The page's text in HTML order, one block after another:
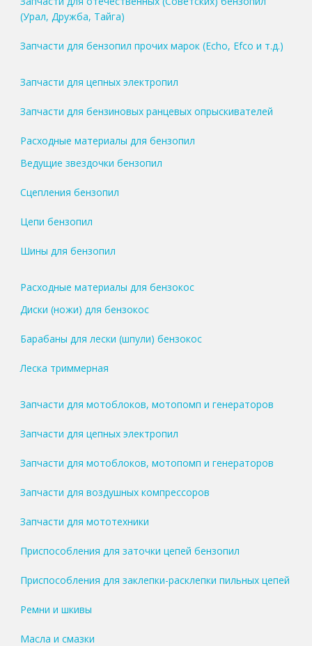
(Урал, Дружба, Тайга)
Запчасти для бензопил прочих марок (Echo, Efco и т.д.)
Запчасти для цепных электропил
Запчасти для бензиновых ранцевых опрыскивателей
Расходные материалы для бензопил
Ведущие звездочки бензопил
Сцепления бензопил
Цепи бензопил
Шины для бензопил
Расходные материалы для бензокос
Диски (ножи) для бензокос
Барабаны для лески (шпули) бензокос
Леска триммерная
Запчасти для мотоблоков, мотопомп и генераторов
Запчасти для цепных электропил
Запчасти для мотоблоков, мотопомп и генераторов
Запчасти для воздушных компрессоров
Запчасти для мототехники
Приспособления для заточки цепей бензопил
Приспособления для заклепки-расклепки пильных цепей
Ремни и шкивы
Масла и смазки